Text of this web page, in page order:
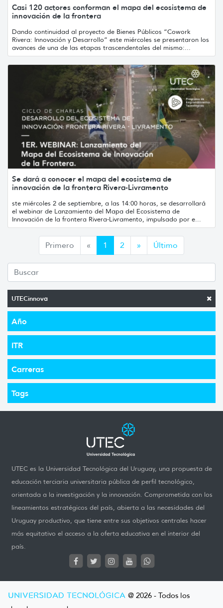
UTECinnova
Año
ITR
Carreras
Tags
Casi 120 actores conforman el mapa del ecosistema de
innovación de la frontera
Dando continuidad al proyecto de Bienes Públicos “Cowork
Rivera: Innovación y Desarrollo” este miércoles se presentaron los
avances de una de las etapas trascendentales del mismo:...
Se dará a conocer el mapa del ecosistema de
innovación de la frontera Rivera-Livramento
ste miércoles 2 de septiembre, a las 14:00 horas, se desarrollará
el webinar de Lanzamiento del Mapa del Ecosistema de
Innovación de la frontera Rivera-Livramento, impulsado por e...
Primero « Anterior
1 2 » Siguiente
Último
UTEC es la Universidad Tecnológica del Uruguay, una propuesta de
educación terciaria universitaria pública de perfil tecnológico,
orientada a la investigación y la innovación. Comprometida con los
lineamientos estratégicos del país, abierta a las necesidades del
Uruguay productivo, que tiene entre sus objetivos centrales hacer
más equitativo el acceso a la oferta educativa en el interior del
país.
UNIVERSIDAD TECNOLÓGICA @ 2026 - Todos los